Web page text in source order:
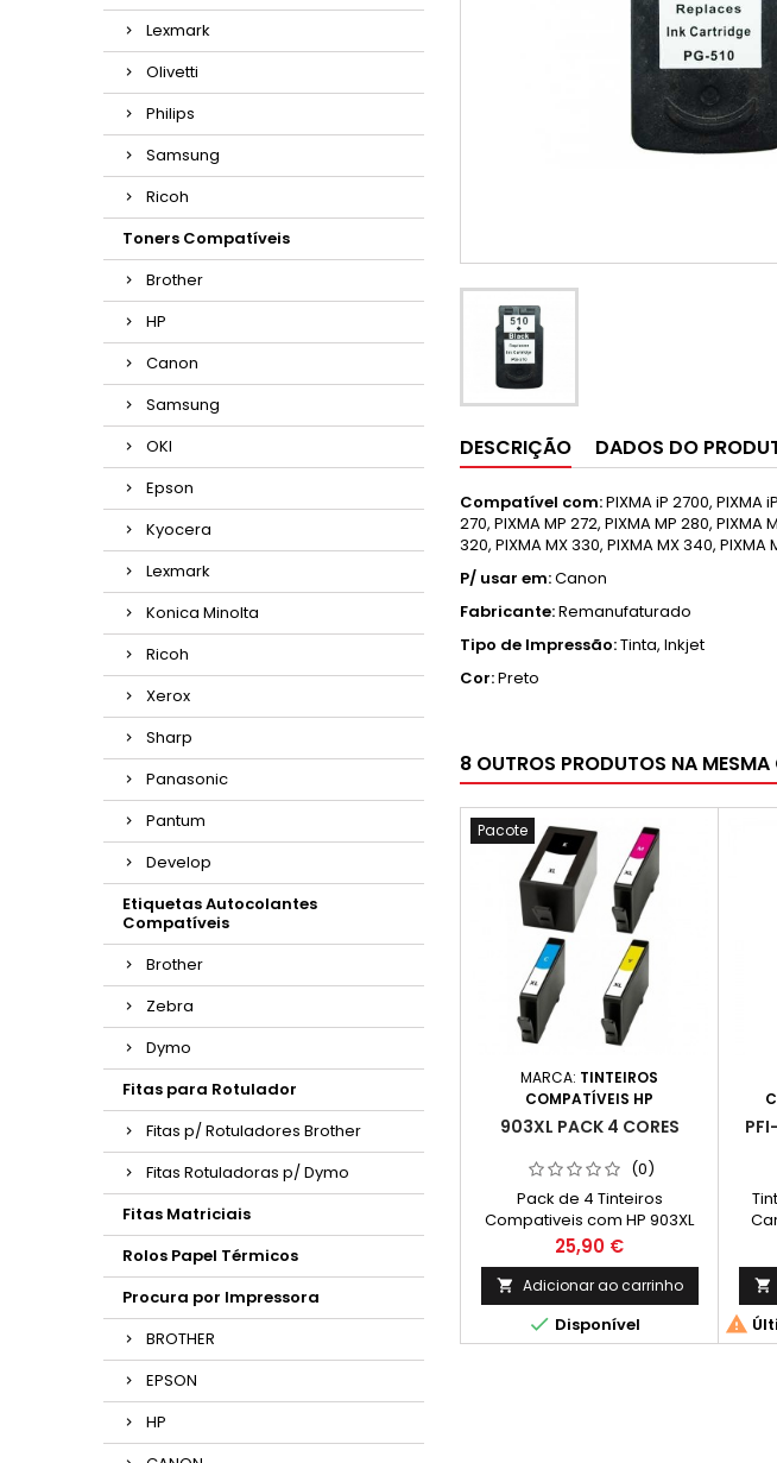
Lexmark
Olivetti
Philips
Samsung
Ricoh
Toners Compatíveis
Brother
HP
Canon
Samsung
OKI
Epson
Kyocera
Lexmark
Konica Minolta
Ricoh
Xerox
Sharp
Panasonic
Pantum
Develop
Etiquetas Autocolantes
Compatíveis
Brother
Zebra
Dymo
Fitas para Rotulador
Fitas p/ Rotuladores Brother
Fitas Rotuladoras p/ Dymo
Fitas Matriciais
Rolos Papel Térmicos
Procura por Impressora
BROTHER
EPSON
HP
DESCRIÇÃO DADOS DO
Compatível com:PIXMA iP 2700, PIXMA
270, PIXMA MP 272, PIXMA MP 280, PIXMA
320, PIXMA MX 330, PIXMA MX 340, PIXMA
P/ usar em:Canon
Fabricante:Remanufaturado
Tipo de Impressão:Tinta, Inkjet
Cor:Preto
8 OUTROS PRODUTOS NA
Pacote
MARCA: TINTEIROS
COMPATÍVEIS HP
903XL PACK 4 CORES
(0)
Pack de 4 Tinteiros
Compativeis com HP 903XL
Cor: Preto + Ciano + Magenta
+ Amarelo Rendimento
Médio*: 1500 Páginas* / preto
825 Páginas* / cada cor
Preço
25,90 €
 Adicionar ao carrinho
 Disponível

